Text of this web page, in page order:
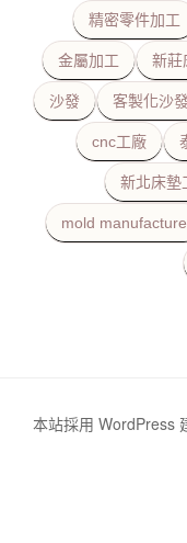
精密零件加工
金屬加工 新莊
沙發 客製化沙
cnc工廠
新北床墊
mold manufacture
本站採用 WordPress